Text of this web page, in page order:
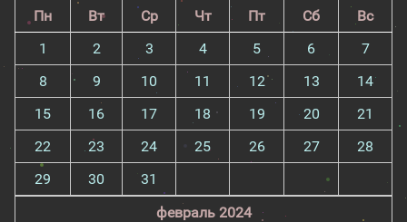
Пн
Вт Ср Чт Пт Сб
Вс
1
2 3 4 5 6
7
8
9 10 11 12 13
14
15
16 17 18 19 20
21
22
23 24 25 26 27
28
29
30
31
февраль 2024